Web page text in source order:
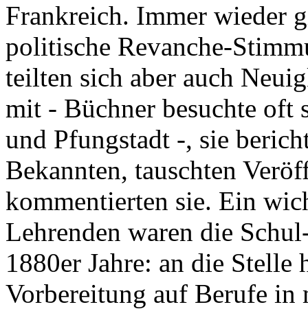
Frankreich. Immer wieder
politische Revanche-
teilten sich aber auch
mit - Büchner besuchte oft
und Pfungstadt -, sie
Bekannten, tauschten
kommentierten sie. Ein
Lehrenden waren die
1880er Jahre: an die
Vorbereitung auf Berufe in